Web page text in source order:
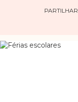
PARTILHAR